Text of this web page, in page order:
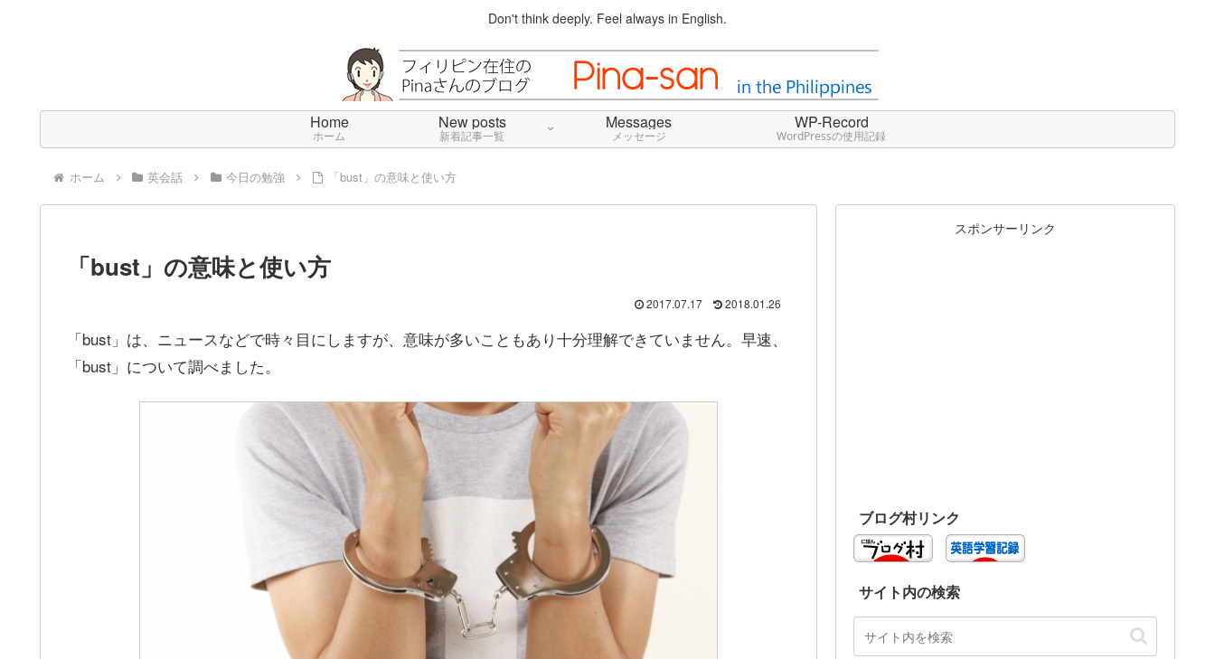
Don't think deeply. Feel always in English.
Home
ホーム
New posts
新着記事一覧
Messages
メッセージ
WP-Record
WordPressの使用記録
ホーム 英会話 今日の勉強 「bust」の意味と使い方
「bust」の意味と使い方
2017.07.17 2018.01.26
「bust」は、ニュースなどで時々目にしますが、意味が多いこともあり十分理解できていません。早速、
「bust」について調べました。
スポンサーリンク
ブログ村リンク
サイト内の検索